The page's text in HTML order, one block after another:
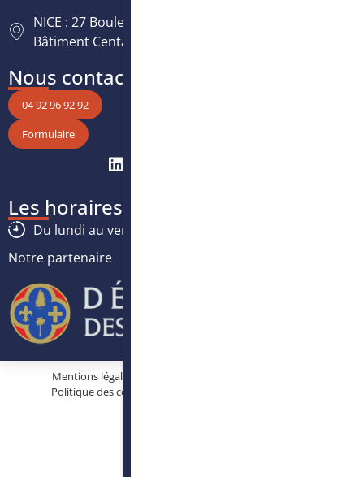
NICE : 27 Boulevard Paul Montel Nice Leader -
Bâtiment Centaure, 06200 Nice
Nous contacter
04 92 96 92 92
Formulaire
Les horaires
Du lundi au vendredi :
Notre partenaire
Mentions légales
Politique des cookies